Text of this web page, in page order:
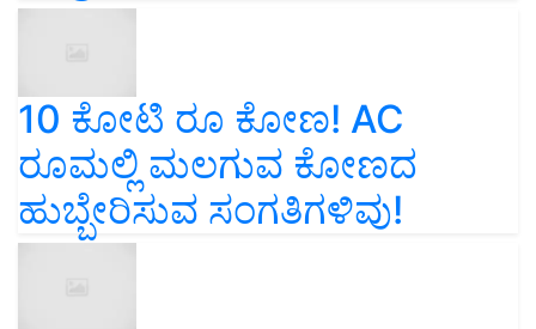
10 ಕೋಟಿ ರೂ ಕೋಣ! AC
ರೂಮಲ್ಲಿ ಮಲಗುವ ಕೋಣದ
ಹುಬ್ಬೇರಿಸುವ ಸಂಗತಿಗಳಿವು!